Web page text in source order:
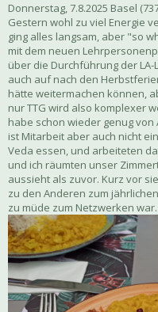
Donnerstag, 7.8.2025 Basel
Gestern wohl zu viel Energie
ging alles langsam, aber "so
mit dem neuen
über die Durchführung der
auch auf nach den
hätte weitermachen können,
nur TTG wird also komplexer
habe schon wieder genug
ist Mitarbeit aber auch nicht
Veda essen, und arbeiteten
und ich räumten unser
aussieht als zuvor. Kurz vor
zu den Anderen zum
zu müde zum Netzwerken war.